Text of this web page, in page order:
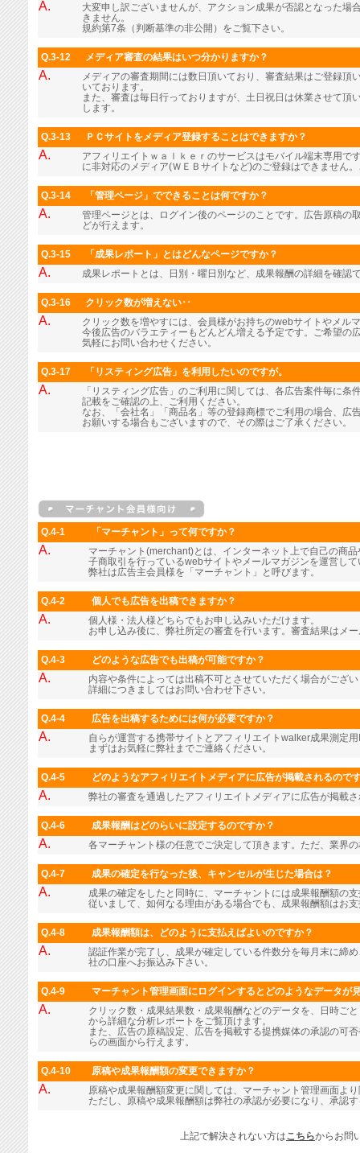
A.
大変申し訳ございませんが、アクション成果が否認となった場
きません。
規約第7条（判断基準の非公開）をご覧下さい。
Q.3-12 メディア審査の結果はいつ分かりますか？
A.
メディアの審査期間には数日頂いており、審査結果はご登録頂
いております。
また、審査は毎日行っておりますが、土日祝日は休業させて頂
します。
Q.3-13 ＰＣサイトをメディア登録することはできますか？
A.
アフィリエイトｗａｌｋｅｒのサービスはモバイル端末専用で
に非対応のメディア(ＷＥＢサイトなど)のご登録はできません
Q.3-14 「管理ページ」でできることは何ですか？
A.
管理ページとは、ログイン後のページのことです。広告原稿の
どが行えます。
Q.3-15 「成果レポート」とはどんなページですか？
A. 成果レポートとは、日別・曜日別など、成果報酬の詳細を確認
Q.3-16 クリック数が増えない･･
A.
クリック数を増やすには、会員様がお持ちのwebサイトやメル
今後広告のバラエティーもどんどん増える予定です。ご希望の
気軽にお問い合わせください。
Q.3-17 「リスティング広告」を利用したいのですが。
A.
「リスティング広告」のご利用に関しては、各広告案件毎に
記載をご確認の上、ご利用ください。
なお、「会社名」「商品名」等の登録商標でご利用の場合、広
お願いする場合もございますので、その際はご了承ください。
Q.4-1 「マーチャント」って何ですか？
A.
マーチャント(merchant)とは、インターネット上で自己の商
子商取引を行っているwebサイトやメールマガジンを運営し
弊社は広告主会員様を「マーチャント」と呼びます。
Q.4-2 個人でも広告を出稿できますか？
A.
個人様・法人様どちらでもお申し込みいただけます。
お申し込み後に、弊社所定の審査を行います。審査結果はメ
Q.4-3 どのような広告でも出稿が可能ですか？
A.
内容や条件によっては出稿不可とさせていただく場合がござ
詳細につきましてはお問い合わせ下さい。
Q.4-4 広告を出稿するためには何が必要ですか？
A.
自らが運営する携帯サイトとアフィリエイトwalker成果測定
まずはお気軽に弊社までご連絡ください。
Q.4-5 どのようなアフィリエイトメディアに広告が掲載されるので
A. 弊社の審査を通過したアフィリエイトメディアに広告が掲載
Q.4-6 成果報酬はどのらいに設定するのですか？
A. 各マーチャント様の任意でご決定して頂きます。ただ、業界
Q.4-7 成果の確定を行なった後、キャンセルが生じた場合は？
A.
成果の確定をしたと同時に、マーチャントには成果報酬額の
従いまして、如何なる理由がある場合でも、成果報酬額はお
Q.4-8 成果報酬額は、どのように支払えばよいのですか？
A.
認証作業が完了し、成果が確定している件数分を毎月末に締
社の口座へお振込み下さい。
Q.4-9 マーチャント管理画面にログインするとどのようなデータが
A.
クリック数・成果結果数・成果報酬などのデータを、日時ご
から詳細な分析レポートをご覧頂けます。
また、広告の原稿設定、広告を掲載する提携媒体の承認の可
らの画面から行えます。
Q.4-10 原稿や成果報酬額の変更できますか？
A.
原稿や成果報酬額変更に関しては、マーチャント管理画面よ
ただし、原稿や成果報酬額は弊社の承認が必要になり、承認
上記で解決されない方はこちらからお問